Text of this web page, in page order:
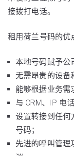
接拨打电话。
租用荷兰号码的优
本地号码赋予公
无需昂贵的设备
能够根据业务需
与 CRM、IP 电
设置转接到任何
号码；
先进的呼叫管理